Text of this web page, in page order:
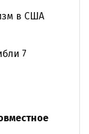
в США
7